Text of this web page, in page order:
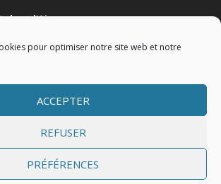
pour optimiser notre site web et notre
ACCEPTER
REFUSER
PRÉFÉRENCES
dans l'Ain
Communes Val de Saône Centre